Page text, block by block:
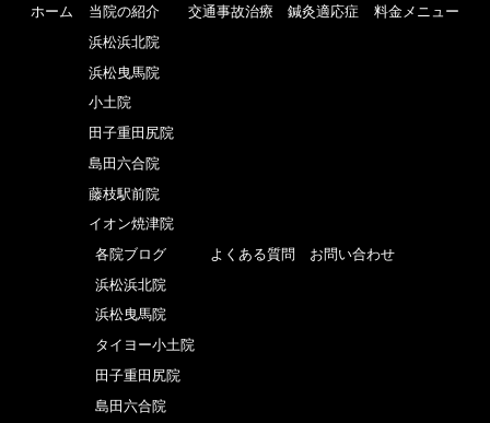
ホーム
当院の紹介
浜松浜北院
浜松曳馬院
小土院
田子重田尻院
島田六合院
藤枝駅前院
イオン焼津院
交通事故治療 鍼灸適応症 料金メニュー
各院ブログ
浜松浜北院
浜松曳馬院
タイヨー小土院
田子重田尻院
島田六合院
よくある質問 お問い合わせ